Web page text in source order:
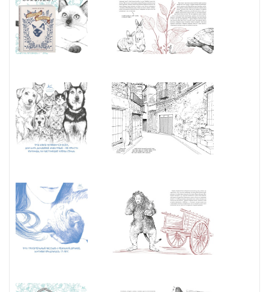
фактами и полезными советами для каждого любителя кошек.
"Те из нас, кому посчастливилось иметь домашних питомцев,
знают, что именно они нас выбирают. Можно назвать это
духовной связью, энергией или любовью — не важно: мы
прекрасно понимаем, что это такое". (Лаура Агусти)